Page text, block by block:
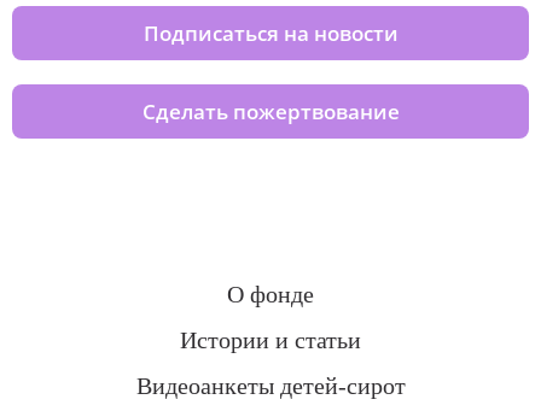
Подписаться на новости
Сделать пожертвование
О фонде
Истории и статьи
Видеоанкеты детей-сирот